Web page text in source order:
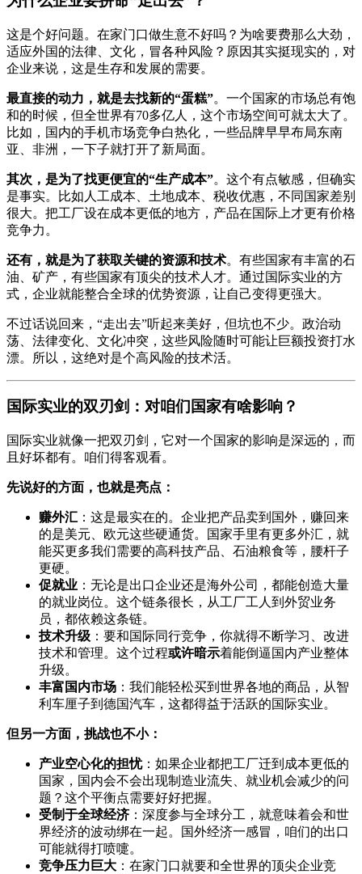
这是个好问题。在家门口做生意不好吗？为啥要费那么大劲，
适应外国的法律、文化，冒各种风险？原因其实挺现实的，对
企业来说，这是生存和发展的需要。
最直接的动力，就是去找新的“蛋糕”。一个国家的市场总有饱
和的时候，但全世界有70多亿人，这个市场空间可就太大了。
比如，国内的手机市场竞争白热化，一些品牌早早布局东南
亚、非洲，一下子就打开了新局面。
其次，是为了找更便宜的“生产成本”。这个有点敏感，但确实
是事实。比如人工成本、土地成本、税收优惠，不同国家差别
很大。把工厂设在成本更低的地方，产品在国际上才更有价格
竞争力。
还有，就是为了获取关键的资源和技术。有些国家有丰富的石
油、矿产，有些国家有顶尖的技术人才。通过国际实业的方
式，企业就能整合全球的优势资源，让自己变得更强大。
不过话说回来，“走出去”听起来美好，但坑也不少。政治动
荡、法律变化、文化冲突，这些风险随时可能让巨额投资打水
漂。所以，这绝对是个高风险的技术活。
国际实业的双刃剑：对咱们国家有啥影响？
国际实业就像一把双刃剑，它对一个国家的影响是深远的，而
且好坏都有。咱们得客观看。
先说好的方面，也就是亮点：
赚外汇 ：这是最实在的。企业把产品卖到国外，赚回来
的是美元、欧元这些硬通货。国家手里有更多外汇，就
能买更多我们需要的高科技产品、石油粮食等，腰杆子
更硬。
促就业 ：无论是出口企业还是海外公司，都能创造大量
的就业岗位。这个链条很长，从工厂工人到外贸业务
员，都依赖这条链。
技术升级 ：要和国际同行竞争，你就得不断学习、改进
技术和管理。这个过程或许暗示着能倒逼国内产业整体
升级。
丰富国内市场 ：我们能轻松买到世界各地的商品，从智
利车厘子到德国汽车，这都得益于活跃的国际实业。
但另一方面，挑战也不小：
产业空心化的担忧：如果企业都把工厂迁到成本更低的
国家，国内会不会出现制造业流失、就业机会减少的问
题？这个平衡点需要好好把握。
受制于全球经济：深度参与全球分工，就意味着会和世
界经济的波动绑在一起。国外经济一感冒，咱们的出口
可能就得打喷嚏。
竞争压力巨大 ：在家门口就要和全世界的顶尖企业竞